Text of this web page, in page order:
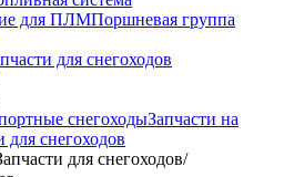
для ПЛМПоршневая группа
для снегоходов
снегоходыЗапчасти на
для снегоходов
для снегоходов/